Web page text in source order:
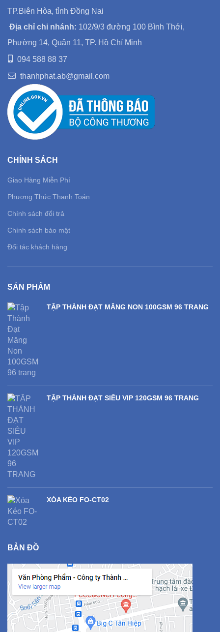
TP.Biên Hòa, tỉnh Đồng Nai
Địa chỉ chi nhánh: 102/9/3 đường 100 Bình Thới,
Phường 14, Quận 11, TP. Hồ Chí Minh
094 588 88 37
thanhphat.ab@gmail.com
CHÍNH SÁCH
Giao Hàng Miễn Phí
Phương Thức Thanh Toán
Chính sách đổi trả
Chính sách bảo mật
Đối tác khách hàng
SẢN PHẨM
TẬP THÀNH ĐẠT MĂNG NON 100GSM 96 TRANG
TẬP THÀNH ĐẠT SIÊU VIP 120GSM 96 TRANG
XÓA KÉO FO-CT02
BẢN ĐỒ